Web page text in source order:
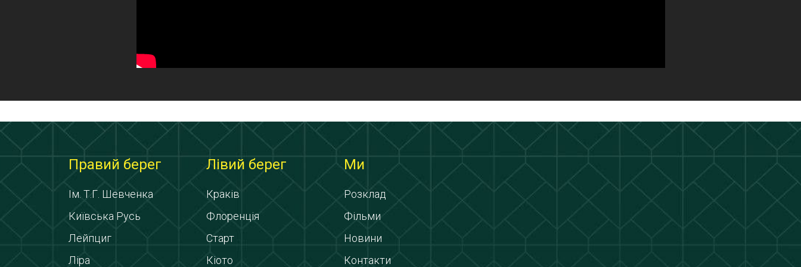
Правий берег
Ім. Т.Г. Шевченка
Київська Русь
Лейпциг
Ліра
Лівий берег
Краків
Флоренція
Старт
Кіото
Ми
Розклад
Фільми
Новини
Контакти